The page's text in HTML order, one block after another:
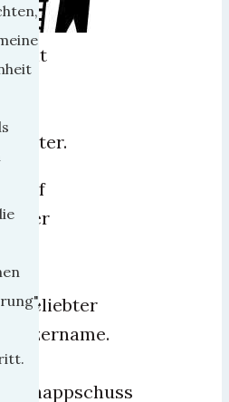
Nicht
Twitter.
Adolf
Hitler
kein
unbeliebter
Nutzername.
Ein
Schnappschuss